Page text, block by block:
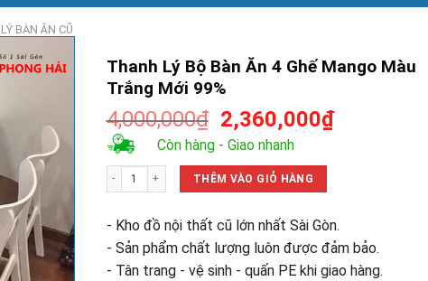
BÀN ĂN CŨ
Thanh Lý Bộ Bàn Ăn 4 Ghế Mango Màu
Trắng Mới 99%
4,000,000₫ Giá
gốc
là:
4,000,000₫.
2,360,000₫Giá
Còn hàng - Giao nhanh
Thanh Lý Bộ Bàn Ăn 4 Ghế Mango Màu Trắng Mới 99% số lượng
THÊM VÀO GIỎ HÀNG
- Kho đồ nội thất cũ lớn nhất Sài Gòn.
- Sản phẩm chất lượng luôn được đảm bảo.
- Tân trang - vệ sinh - quấn PE khi giao hàng.